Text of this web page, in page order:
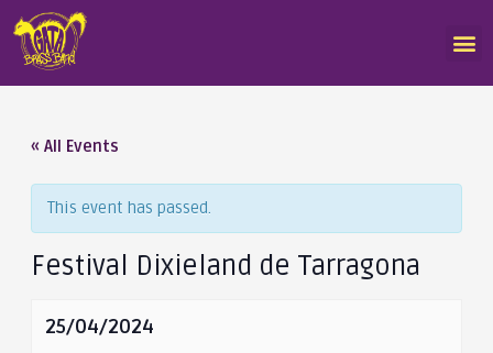
« All Events
This event has passed.
Festival Dixieland de Tarragona
25/04/2024